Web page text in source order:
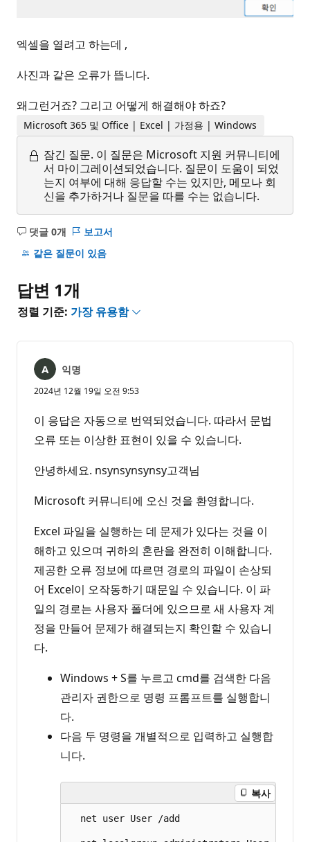
엑셀을 열려고 하는데 ,
사진과 같은 오류가 뜹니다.
왜그런거죠? 그리고 어떻게 해결해야 하죠?
Microsoft 365 및 Office | Excel | 가정용 | Windows
잠긴 질문. 이 질문은 Microsoft 지원 커뮤니티에
서 마이그레이션되었습니다. 질문이 도움이 되었
는지 여부에 대해 응답할 수는 있지만, 메모나 회
신을 추가하거나 질문을 따를 수는 없습니다.
댓글 0개
설
명
음
보고서
같은 질문이 있음
답변 1개
정렬 기준: 가장 유용함
익명
2024년 12월 19일 오전 9:53
이 응답은 자동으로 번역되었습니다. 따라서 문법
오류 또는 이상한 표현이 있을 수 있습니다.
안녕하세요. nsynsynsynsy고객님
Microsoft 커뮤니티에 오신 것을 환영합니다.
Excel 파일을 실행하는 데 문제가 있다는 것을 이
해하고 있으며 귀하의 혼란을 완전히 이해합니다.
제공한 오류 정보에 따르면 경로의 파일이 손상되
어 Excel이 오작동하기 때문일 수 있습니다. 이 파
일의 경로는 사용자 폴더에 있으므로 새 사용자 계
정을 만들어 문제가 해결되는지 확인할 수 있습니
다.
Windows + S를 누르고 cmd를 검색한 다음
관리자 권한으로 명령 프롬프트를 실행합니
다.
다음 두 명령을 개별적으로 입력하고 실행합
니다.
복사
  net user User /add